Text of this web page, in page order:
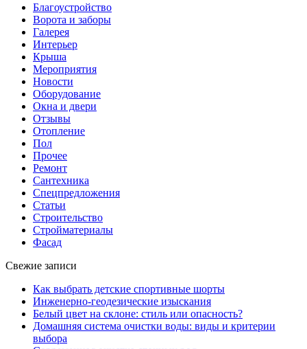
Благоустройство
Ворота и заборы
Галерея
Интерьер
Крыша
Мероприятия
Новости
Оборудование
Окна и двери
Отзывы
Отопление
Пол
Прочее
Ремонт
Сантехника
Спецпредложения
Статьи
Строительство
Стройматериалы
Фасад
Свежие записи
Как выбрать детские спортивные шорты
Инженерно-геодезические изыскания
Белый цвет на склоне: стиль или опасность?
Домашняя система очистки воды: виды и критерии
выбора